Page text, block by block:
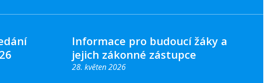
Informace pro budoucí žáky a
jejich zákonné zástupce
28. květen 2026